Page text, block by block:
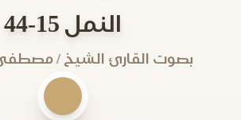
النمل 15-44
بصوت القارئ الشيخ /